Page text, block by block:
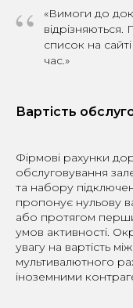
“
«Вимоги до
відрізняються.
список на
час.»
Вартість
Фірмові рахунки
обслуговування
та набору
пропонує нульову
або протягом
умов активності.
увагу на вартість
мультивалютного
іноземними